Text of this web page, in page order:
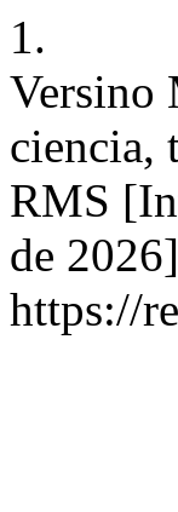
1.
Versino
ciencia,
RMS
de
https://